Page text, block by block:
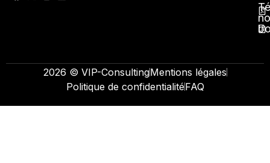
2026 © VIP-ConsultingMentions légales
Politique de confidentialitéFAQ